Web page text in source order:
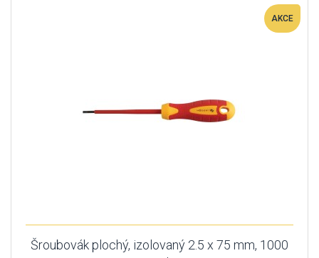
AKCE
Šroubovák plochý, izolovaný 2.5 x 75 mm, 1000